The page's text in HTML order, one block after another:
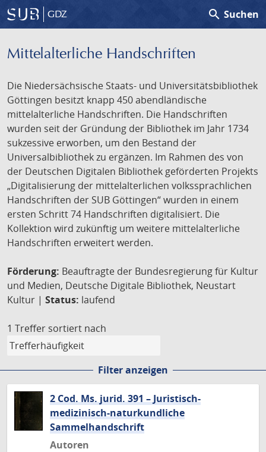
GDZ search Suchen
Mittelalterliche Handschriften
Die Niedersächsische Staats- und Universitätsbibliothek
Göttingen besitzt knapp 450 abendländische
mittelalterliche Handschriften. Die Handschriften
wurden seit der Gründung der Bibliothek im Jahr 1734
sukzessive erworben, um den Bestand der
Universalbibliothek zu ergänzen. Im Rahmen des von
der Deutschen Digitalen Bibliothek geförderten Projekts
„Digitalisierung der mittelalterlichen volkssprachlichen
Handschriften der SUB Göttingen“ wurden in einem
ersten Schritt 74 Handschriften digitalisiert. Die
Kollektion wird zukünftig um weitere mittelalterliche
Handschriften erweitert werden.
Förderung: Beauftragte der Bundesregierung für Kultur
und Medien, Deutsche Digitale Bibliothek, Neustart
Kultur | Status: laufend
1 Treffer sortiert nach
Filter anzeigen
2 Cod. Ms. jurid. 391 – Juristisch-
medizinisch-naturkundliche
Sammelhandschrift
Autoren